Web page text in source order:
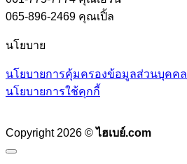
065-896-2469 คุณเปิ้ล
นโยบาย
นโยบายการคุ้มครองข้อมูลส่วนบุคคล
นโยบายการใช้คุกกี้
Copyright 2026 ©ไฮเบย์.com